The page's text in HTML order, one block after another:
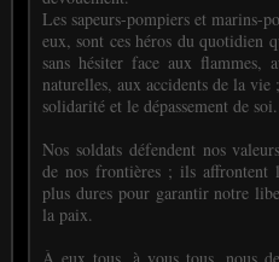
Les sapeurs-pompiers et marins-
eux, sont ces héros du quotidien
sans hésiter face aux flammes,
naturelles, aux accidents de la
solidarité et le dépassement de soi.
Nos soldats défendent nos
de nos frontières ; ils affrontent
plus dures pour garantir notre
la paix.
À eux tous, à vous tous, nous